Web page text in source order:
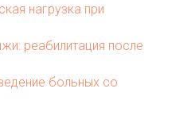
нагрузка при
реабилитация после
больных со